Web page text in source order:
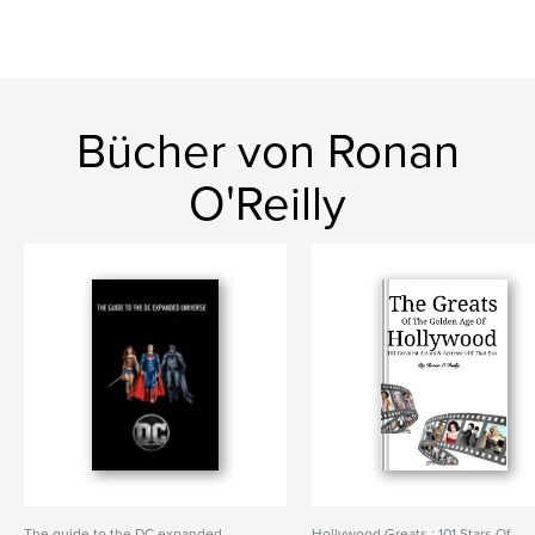
Bücher von Ronan
O'Reilly